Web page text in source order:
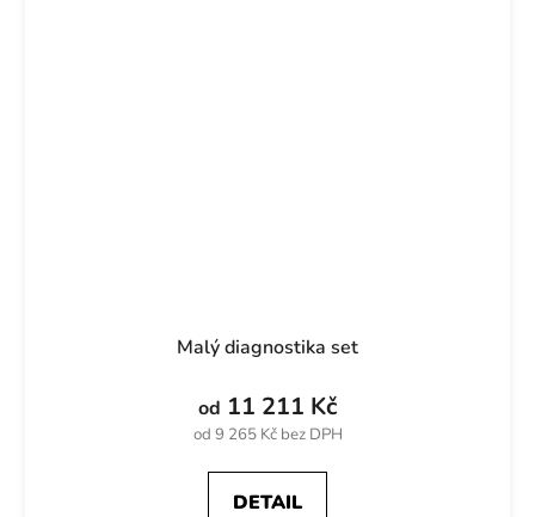
Malý diagnostika set
od 9 265 Kč bez DPH
od 11 211 Kč
DETAIL